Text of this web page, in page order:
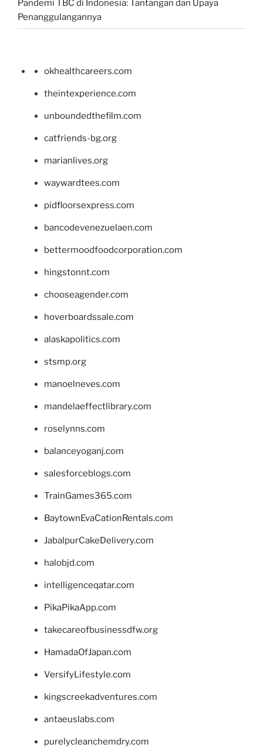
Pandemi TBC di Indonesia: Tantangan dan Upaya
Penanggulangannya
okhealthcareers.com
theintexperience.com
unboundedthefilm.com
catfriends-bg.org
marianlives.org
waywardtees.com
pidfloorsexpress.com
bancodevenezuelaen.com
bettermoodfoodcorporation.com
hingstonnt.com
chooseagender.com
hoverboardssale.com
alaskapolitics.com
stsmp.org
manoelneves.com
mandelaeffectlibrary.com
roselynns.com
balanceyoganj.com
salesforceblogs.com
TrainGames365.com
BaytownEvaCationRentals.com
JabalpurCakeDelivery.com
halobjd.com
intelligenceqatar.com
PikaPikaApp.com
takecareofbusinessdfw.org
HamadaOfJapan.com
VersifyLifestyle.com
kingscreekadventures.com
antaeuslabs.com
purelycleanchemdry.com